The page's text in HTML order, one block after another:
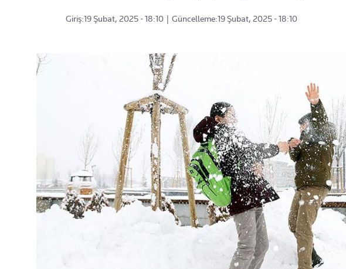
Giriş:19 Şubat, 2025 - 18:10 Güncelleme:19 Şubat, 2025 - 18:10